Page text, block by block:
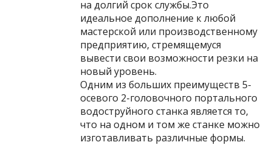
на долгий срок службы.Это
идеальное дополнение к любой
мастерской или производственному
предприятию, стремящемуся
вывести свои возможности резки на
новый уровень.
Одним из больших преимуществ 5-
осевого 2-головочного портального
водоструйного станка является то,
что на одном и том же станке можно
изготавливать различные формы.